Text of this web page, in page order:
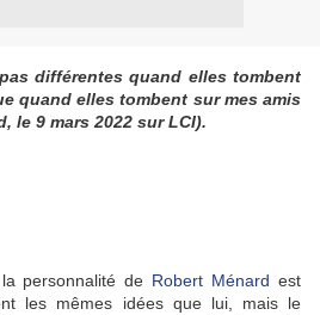
différentes quand elles tombent
quand elles tombent sur mes amis
le 9 mars 2022 sur LCI).
personnalité de Robert Ménard est
les mêmes idées que lui, mais le